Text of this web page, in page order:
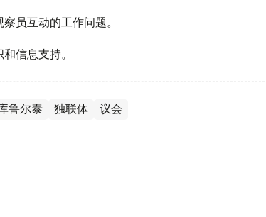
员互动的工作问题。
信息支持。
鲁尔泰 独联体 议会